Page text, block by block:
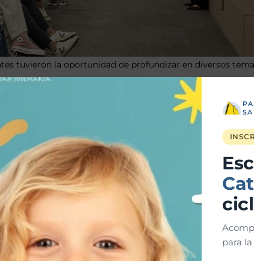
tuvieron la oportunidad de profundizar en diversos
como la comunicación, el amor conyugal, la
construir un proyecto de vida en común a la luz de la
para